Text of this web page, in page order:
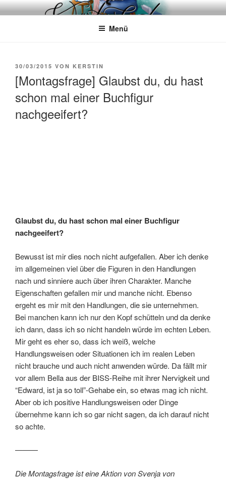
Zum
InhaltWÖRTERKATZE
Von Büchern erzählen
Menü
VERÖFFENTLICHT
30/03/2015 VON KERSTIN
[Montagsfrage] Glaubst du, du hast
schon mal einer Buchfigur
nachgeeifert?
Glaubst du, du hast schon mal einer Buchfigur
nachgeeifert?
Bewusst ist mir dies noch nicht aufgefallen. Aber ich denke
im allgemeinen viel über die Figuren in den Handlungen
nach und sinniere auch über ihren Charakter. Manche
Eigenschaften gefallen mir und manche nicht. Ebenso
ergeht es mir mit den Handlungen, die sie unternehmen.
Bei manchen kann ich nur den Kopf schütteln und da denke
ich dann, dass ich so nicht handeln würde im echten Leben.
Mir geht es eher so, dass ich weiß, welche
Handlungsweisen oder Situationen ich im realen Leben
nicht brauche und auch nicht anwenden würde. Da fällt mir
vor allem Bella aus der BISS-Reihe mit ihrer Nervigkeit und
“Edward, ist ja so toll”-Gehabe ein, so etwas mag ich nicht.
Aber ob ich positive Handlungsweisen oder Dinge
übernehme kann ich so gar nicht sagen, da ich darauf nicht
so achte.
———
Die Montagsfrage ist eine Aktion von Svenja von